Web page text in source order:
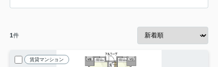
1件
賃貸マンション